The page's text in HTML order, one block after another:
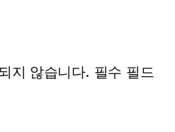
지 않습니다. 필수 필드